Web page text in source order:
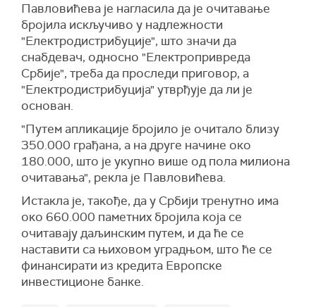
Павловићева је нагласила да је очитавање
бројила искључиво у надлежности
"Електродистрибуције", што значи да
снабдевач, односно "Електропривреда
Србије", треба да проследи приговор, а
"Електродистрибуција" утврђује да ли је
основан.
"Путем апликације бројило је очитало близу
350.000 грађана, а на друге начине око
180.000, што је укупно више од пола милиона
очитавања", рекла је Павловићева.
Истакла је, такође, да у Србији тренутно има
око 660.000 паметних бројила која се
очитавају даљинским путем, и да ће се
наставити са њиховом уградњом, што ће се
финансирати из кредита Европске
инвестиционе банке.